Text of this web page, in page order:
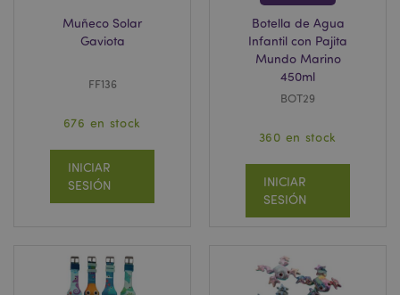
Muñeco Solar
Gaviota
FF136
676 en stock
INICIAR
SESIÓN
Botella de Agua
Infantil con Pajita
Mundo Marino
450ml
BOT29
360 en stock
INICIAR
SESIÓN